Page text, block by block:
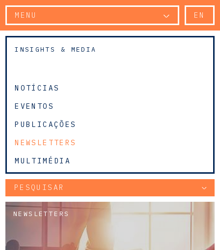
MENU EN
INSIGHTS & MEDIA
NOTÍCIAS
EVENTOS
PUBLICAÇÕES
NEWSLETTERS
MULTIMÉDIA
PESQUISAR
NEWSLETTERS